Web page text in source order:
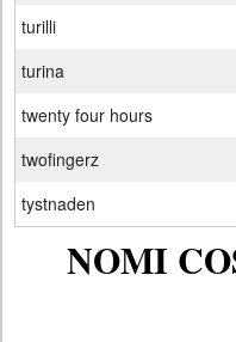
turilli
turina
twenty four hours
twofingerz
tystnaden
NOMI